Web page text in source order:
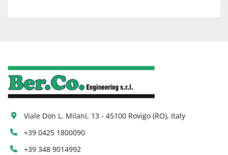
Viale Don L. Milani, 13 - 45100 Rovigo (RO), Italy
+39 0425 1800090
+39 348 9014992